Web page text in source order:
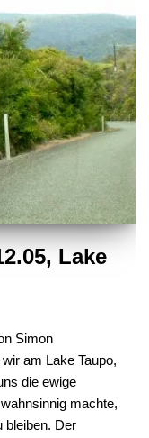
Lake
Simon
am Lake Taupo,
die ewige
machte,
bleiben. Der